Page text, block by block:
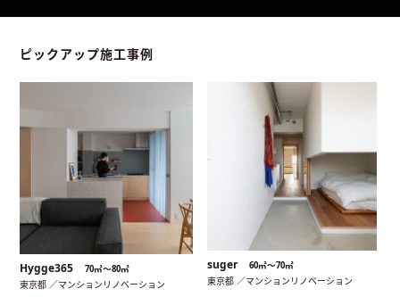
ピックアップ施工事例
Hygge365 70㎡〜80㎡
東京都 ／マンションリノベーション
suger 60㎡〜70㎡
東京都 ／マンションリノベーション